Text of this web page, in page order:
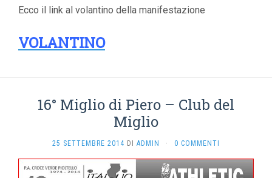
Ecco il link al volantino della manifestazione
VOLANTINO
16° Miglio di Piero – Club del
Miglio
25 SETTEMBRE 2014 DI ADMIN · 0 COMMENTI